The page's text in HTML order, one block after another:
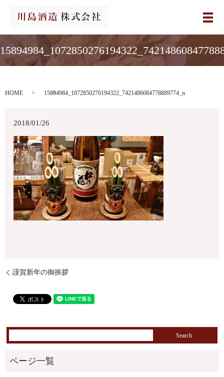
メ
HOME 15894984_1072850276194322_7421486084778889774_n
2018/01/26
謹賀新年の御挨拶